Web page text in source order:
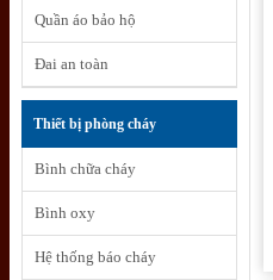
Quần áo bảo hộ
Đai an toàn
Thiết bị phòng cháy
Bình chữa cháy
Bình oxy
Hệ thống báo cháy